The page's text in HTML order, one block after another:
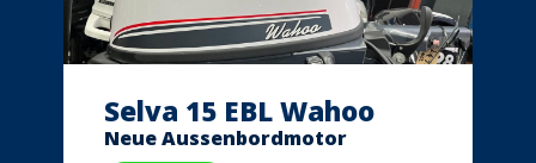
Selva 15 EBL Wahoo
Neue Aussenbordmotor